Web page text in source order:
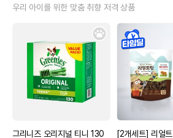
우리 아이를 위한 맞춤 취향 저격 상품
그리니즈 오리지널 티니 130
[2개세트] 리얼